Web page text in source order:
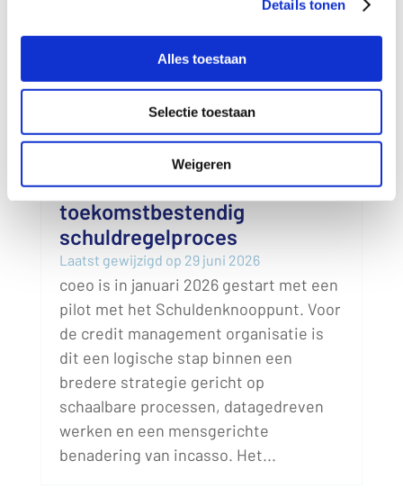
Details tonen
Alles toestaan
Selectie toestaan
Weigeren
coeo bouwt met pilot
Schuldenknooppunt aan
toekomstbestendig
schuldregelproces
Laatst gewijzigd op 29 juni 2026
coeo is in januari 2026 gestart met een
pilot met het Schuldenknooppunt. Voor
de credit management organisatie is
dit een logische stap binnen een
bredere strategie gericht op
schaalbare processen, datagedreven
werken en een mensgerichte
benadering van incasso. Het...